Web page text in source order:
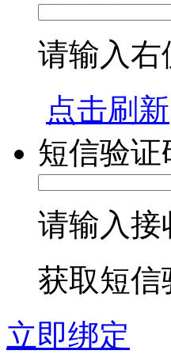
请输入右
点击刷新
短信验证
请输入接
获取短信
立即绑定